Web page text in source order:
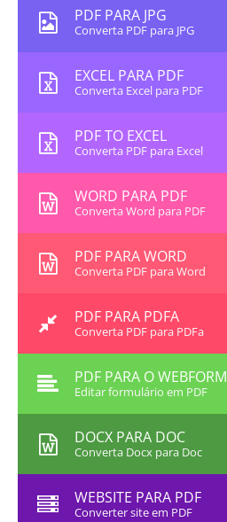
PDF PARA JPG
Converta PDF para JPG
EXCEL PARA PDF
Converta Excel para PDF
PDF TO EXCEL
Converta PDF para Excel
WORD PARA PDF
Converta Word para PDF
PDF PARA WORD
Converta PDF para Word
PDF PARA PDFA
Converta PDF para PDFa
PDF PARA O WEBFORM
Editar formulário em PDF
DOCX PARA DOC
Converta Docx para Doc
WEBSITE PARA PDF
Converter site em PDF